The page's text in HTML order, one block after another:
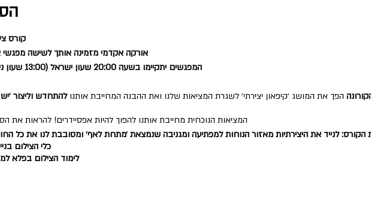
קורס
אורקה אקדמי מזמינה אותך לשישה מפגשי
המפגשים יתקיימו בשעה 20:00 שעון ישראל (13:00 שעון ניו יורק, 10:00 שעון לוס אנג׳לס)
הפך את המושג ׳קיפאון יצירתי׳ לשגרת המציאות שלנו ואת ההבנה המחייבת אותנולהתחדש וליצור
המציאות הנוכחית מחייבת אותנו להפוך להיות אפסיידרים! להראות את
הקורס: לנייד את היצירתיות מאזור הנוחות למפתיעה ומגניבה שנמצאת ׳מתחת לאף׳ ומסובבת לנו את כל
כלי הצילום
לימוד הצילום בפלא